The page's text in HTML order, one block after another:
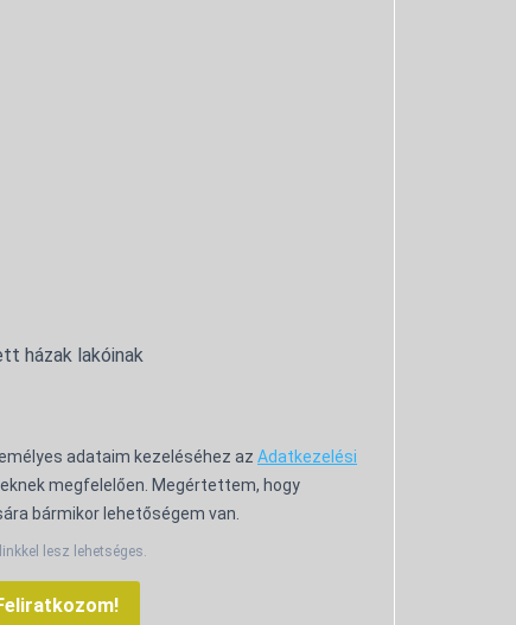
házak lakóinak
adataim kezeléséhez az Adatkezelési
megfelelően. Megértettem, hogy
bármikor lehetőségem van.
lesz lehetséges.